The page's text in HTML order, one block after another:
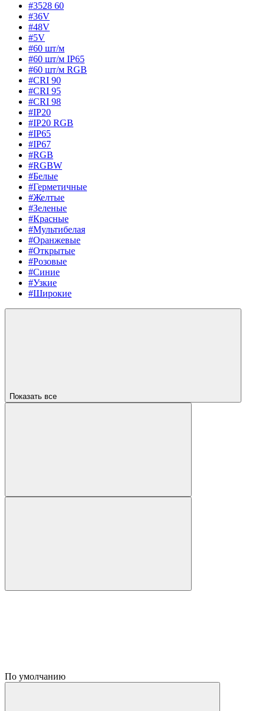
#3528 60
#36V
#48V
#5V
#60 шт/м
#60 шт/м IP65
#60 шт/м RGB
#CRI 90
#CRI 95
#CRI 98
#IP20
#IP20 RGB
#IP65
#IP67
#RGB
#RGBW
#Белые
#Герметичные
#Желтые
#Зеленые
#Красные
#Мультибелая
#Оранжевые
#Открытые
#Розовые
#Синие
#Узкие
#Широкие
Показать все
По умолчанию